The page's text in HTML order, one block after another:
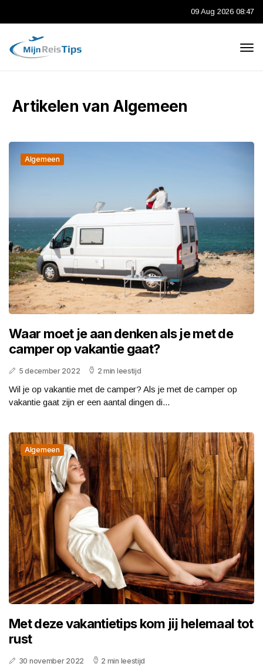
09 Aug 2026 08:47
Artikelen van Algemeen
Algemeen
Waar moet je aan denken als je met de
camper op vakantie gaat?
5 december 2022 2 min leestijd
Wil je op vakantie met de camper? Als je met de camper op
vakantie gaat zijn er een aantal dingen di...
Algemeen
Met deze vakantietips kom jij helemaal tot
rust
30 november 2022 2 min leestijd